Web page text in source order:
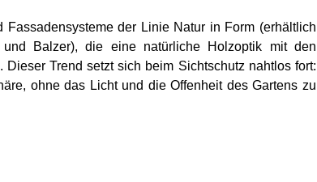
der Linie Natur in Form (erhältlich
Balzer), die eine natürliche Holzoptik mit den
Trend setzt sich beim Sichtschutz nahtlos fort:
ohne das Licht und die Offenheit des Gartens zu